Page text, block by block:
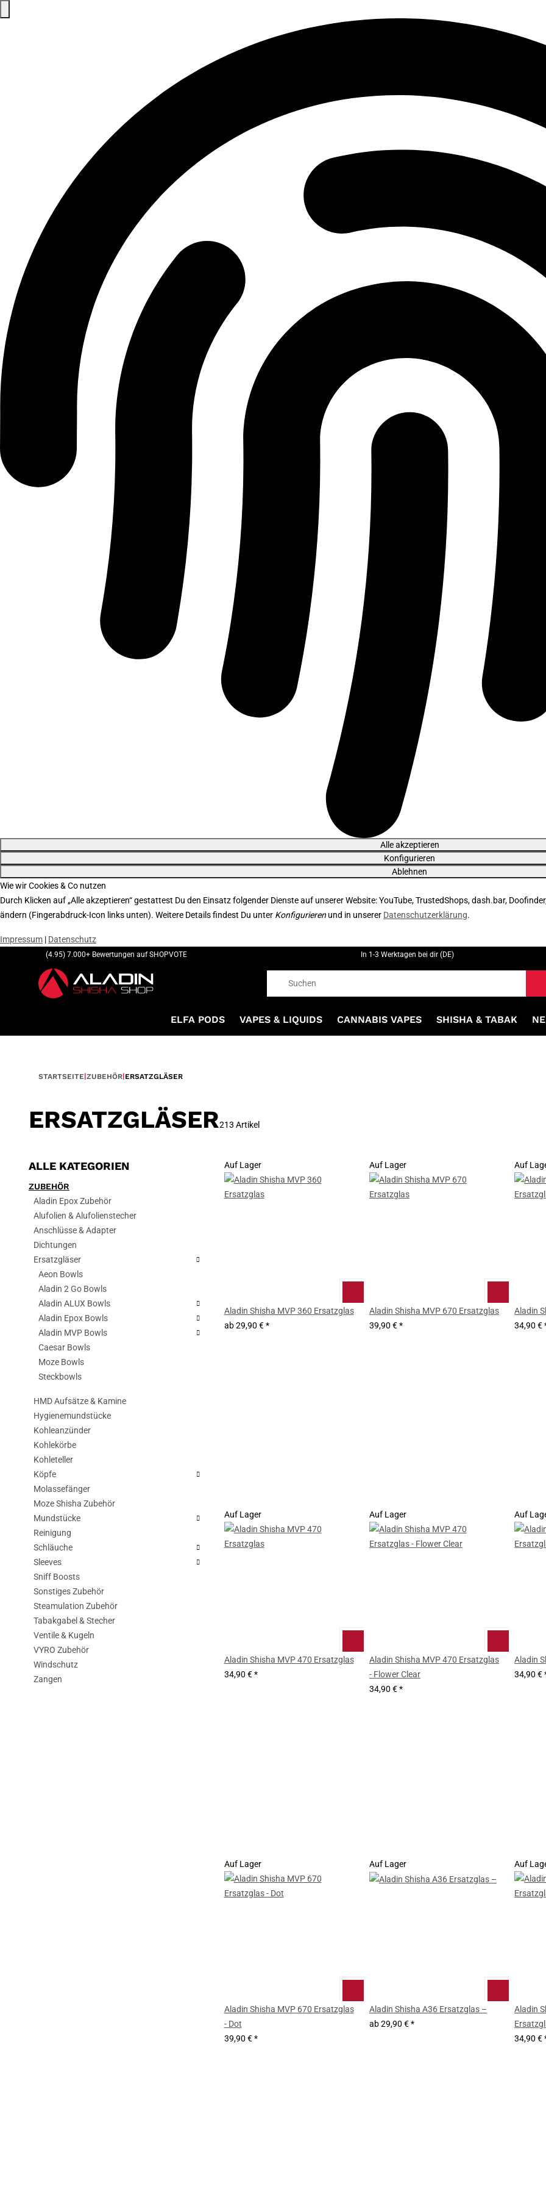
Alle akzeptieren
Konfigurieren
Ablehnen
Wie wir Cookies & Co nutzen
Durch Klicken auf „Alle akzeptieren“ gestattest Du den Einsatz folgender Dienste auf unserer Website: YouTube, TrustedShops, dash.bar,
ändern (Fingerabdruck-Icon links unten). Weitere Details findest Du unter Konfigurieren und in unserer Datenschutzerklärung.
Impressum | Datenschutz
(4.95) 7.000+ Bewertungen auf SHOPVOTE In 1-3 Werktagen bei dir (DE)
ELFA PODS VAPES & LIQUIDS CANNABIS VAPES SHISHA & TABAK
STARTSEITE ZUBEHÖR ERSATZGLÄSER
Auf Lager
Aladin Shisha MVP 360 Ersatzglas
ab29,90 €*
Auf Lager
Aladin Shisha MVP 670 Ersatzglas
39,90 €*
Auf
Aladin
34,90 €
Auf Lager
Aladin Shisha MVP 470 Ersatzglas
34,90 €*
Auf Lager
Aladin Shisha MVP 470 Ersatzglas
- Flower Clear
34,90 €*
Auf
Aladin
34,90 €
Auf Lager
Aladin Shisha MVP 670 Ersatzglas
- Dot
39,90 €*
Auf Lager
Aladin Shisha A36 Ersatzglas –
ab29,90 €*
Auf
Aladin
34,90 €
ALLE KATEGORIEN
ZUBEHÖR
Aladin Epox Zubehör
Alufolien & Alufolienstecher
Anschlüsse & Adapter
Dichtungen
Ersatzgläser
Aeon Bowls
Aladin 2 Go Bowls
Aladin ALUX Bowls
Aladin Epox Bowls
Aladin MVP Bowls
Caesar Bowls
Moze Bowls
Steckbowls
HMD Aufsätze & Kamine
Hygienemundstücke
Kohleanzünder
Kohlekörbe
Kohleteller
Köpfe
Molassefänger
Moze Shisha Zubehör
Mundstücke
Reinigung
Schläuche
Sleeves
Sniff Boosts
Sonstiges Zubehör
Steamulation Zubehör
Tabakgabel & Stecher
Ventile & Kugeln
VYRO Zubehör
Windschutz
Zangen
ERSATZGLÄSER213 Artikel